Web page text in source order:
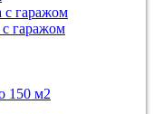
с гаражом
с гаражом
150 м2